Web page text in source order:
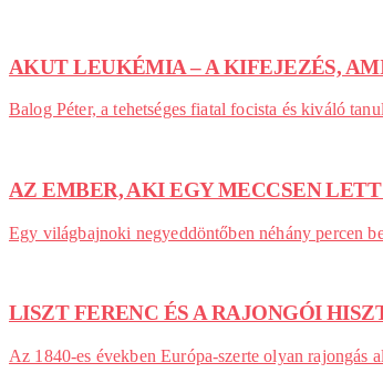
AKUT LEUKÉMIA – A KIFEJEZÉS,
Balog Péter, a tehetséges fiatal focista és kiváló
AZ EMBER, AKI EGY MECCSEN
Egy világbajnoki negyeddöntőben néhány percen
LISZT FERENC ÉS A RAJONGÓI
Az 1840-es években Európa-szerte olyan